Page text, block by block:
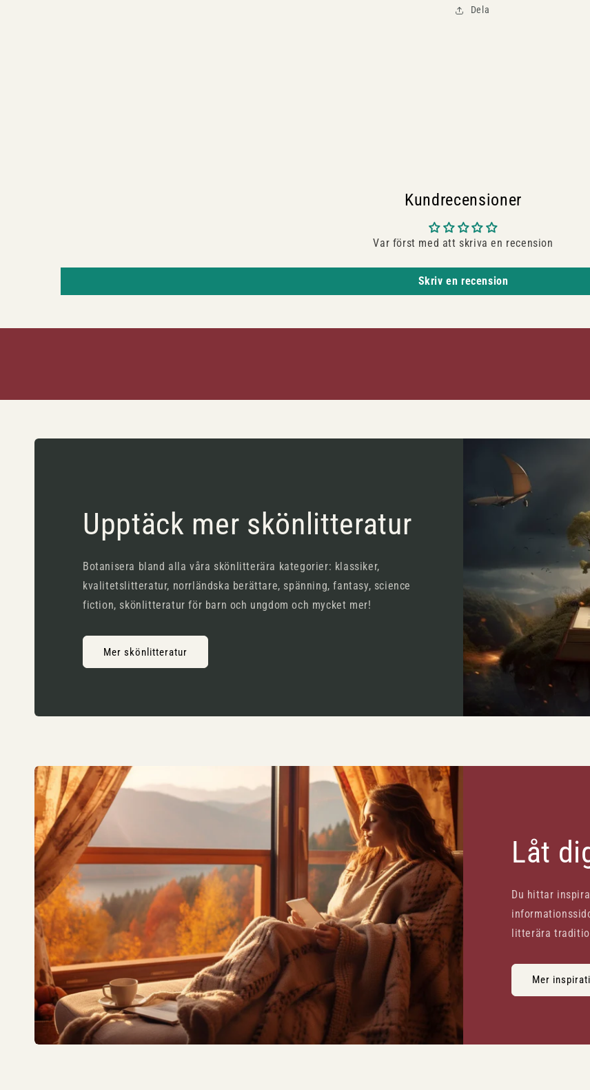
Dela
Kundrecensioner
Var först med att skriva en recension
Skriv en recension
Upptäck mer skönlitteratur
Botanisera bland alla våra skönlitterära kategorier: klassiker,
kvalitetslitteratur, norrländska berättare, spänning, fantasy, science
fiction, skönlitteratur för barn och ungdom och mycket mer!
Mer skönlitteratur
Låt
Du hittar
litterära
Mer